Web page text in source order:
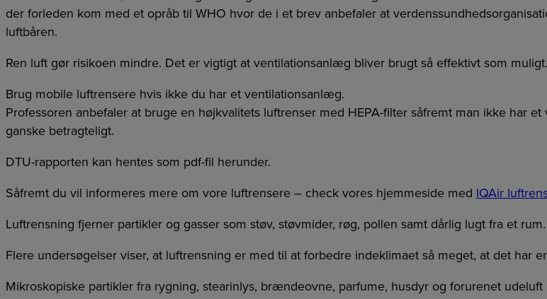
der forleden kom med et opråb til WHO hvor de i et brev anbefaler at
luftbåren.
Ren luft gør risikoen mindre. Det er vigtigt at ventilationsanlæg bliver brugt så effektivt som
Brug mobile luftrensere hvis ikke du har et ventilationsanlæg.
Professoren anbefaler at bruge en højkvalitets luftrenser med HEPA-filter såfremt man ikke har
ganske betragteligt.
DTU-rapporten kan hentes som pdf-fil herunder.
Såfremt du vil informeres mere om vore luftrensere – check vores hjemmeside med IQAir
Luftrensning fjerner partikler og gasser som støv, støvmider, røg, pollen samt dårlig lugt fra et
Flere undersøgelser viser, at luftrensning er med til at forbedre indeklimaet så meget, at det har
Mikroskopiske partikler fra rygning, stearinlys, brændeovne, parfume, husdyr og forurenet